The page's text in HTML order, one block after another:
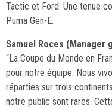
Tactic et Ford. Une tenue
Puma Gen-E.
Samuel Roces (Manager
“La Coupe du Monde en
pour notre équipe. Nous
réparties sur trois
notre public sont rares.